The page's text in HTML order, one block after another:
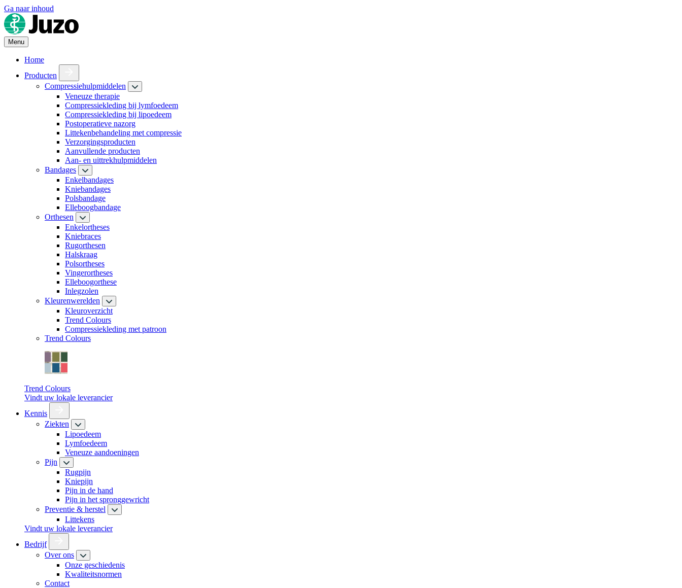
Ga naar inhoud
Menu
Home
Producten
Compressiehulpmiddelen
Veneuze therapie
Compressiekleding bij lymfoedeem
Compressiekleding bij lipoedeem
Postoperatieve nazorg
Littekenbehandeling met compressie
Verzorgingsproducten
Aanvullende producten
Aan- en uittrekhulpmiddelen
Bandages
Enkelbandages
Kniebandages
Polsbandage
Elleboogbandage
Orthesen
Enkelortheses
Kniebraces
Rugorthesen
Halskraag
Polsortheses
Vingerortheses
Elleboogorthese
Inlegzolen
Kleurenwerelden
Kleuroverzicht
Trend Colours
Compressiekleding met patroon
Trend Colours
Trend Colours
Vindt uw lokale leverancier
Kennis
Ziekten
Lipoedeem
Lymfoedeem
Veneuze aandoeningen
Pijn
Rugpijn
Kniepijn
Pijn in de hand
Pijn in het spronggewricht
Preventie & herstel
Littekens
Vindt uw lokale leverancier
Bedrijf
Over ons
Onze geschiedenis
Kwaliteitsnormen
Contact